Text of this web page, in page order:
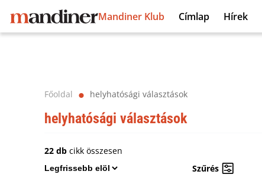
Mandiner Klub Címlap Hírek
Főoldal ⬤ helyhatósági választások
helyhatósági választások
22 db cikk összesen
Szűrés